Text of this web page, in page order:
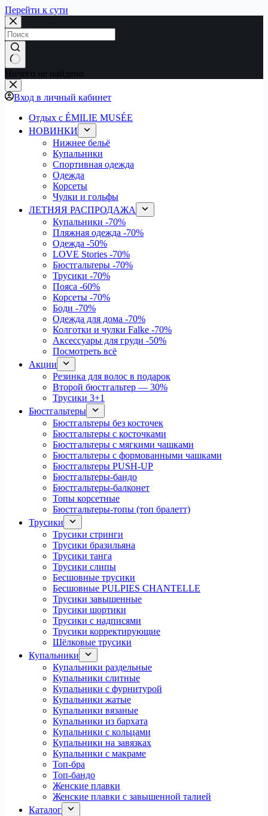
Перейти к сути
Ничего не найдено
Вход в личный кабинет
Отдых с ÉMILIE MUSÉE
НОВИНКИ
Нижнее бельё
Купальники
Спортивная одежда
Одежда
Корсеты
Чулки и гольфы
ЛЕТНЯЯ РАСПРОДАЖА
Купальники -70%
Пляжная одежда -70%
Одежда -50%
LOVE Stories -70%
Бюстгальтеры -70%
Трусики -70%
Пояса -60%
Корсеты -70%
Боди -70%
Одежда для дома -70%
Колготки и чулки Falke -70%
Аксессуары для груди -50%
Посмотреть всё
Акции
Резинка для волос в подарок
Второй бюстгальтер — 30%
Трусики 3+1
Бюстгальтеры
Бюстгальтеры без косточек
Бюстгальтеры с косточками
Бюстгальтеры с мягкими чашками
Бюстгальтеры с формованными чашками
Бюстгальтеры PUSH-UP
Бюстгальтеры-бандо
Бюстгальтеры-балконет
Топы корсетные
Бюстгальтеры-топы (топ бралетт)
Трусики
Трусики стринги
Трусики бразильяна
Трусики танга
Трусики слипы
Бесшовные трусики
Бесшовные PULPIES CHANTELLE
Трусики завышенные
Трусики шортики
Трусики с надписями
Трусики корректирующие
Шёлковые трусики
Купальники
Купальники раздельные
Купальники слитные
Купальники с фурнитурой
Купальники жатые
Купальники вязаные
Купальники из бархата
Купальники с кольцами
Купальники на завязках
Купальники с макраме
Топ-бра
Топ-бандо
Женские плавки
Женские плавки с завышенной талией
Каталог